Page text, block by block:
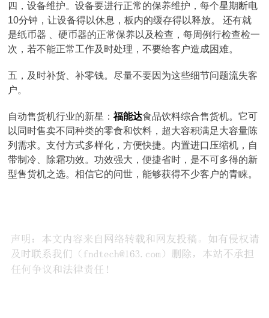
四，设备维护。设备要进行正常的保养维护，每个星期断电
10分钟，让设备得以休息，板内的缓存得以释放。 还有就
是纸币器 、硬币器的正常保养以及检查，每周例行检查检一
次，若不能正常工作及时处理，不要给客户造成困难。
五，及时补货、补零钱。尽量不要因为这些细节问题流失客
户。
自动售货机行业的新星：福能达食品饮料综合售货机。它可
以同时售卖不同种类的零食和饮料，超大容积满足大容量陈
列需求。支付方式多样化，方便快捷。内置进口压缩机，自
带制冷、除霜功效。功效强大，便捷省时，是不可多得的新
型售货机之选。相信它的问世，能够获得不少客户的青睐。